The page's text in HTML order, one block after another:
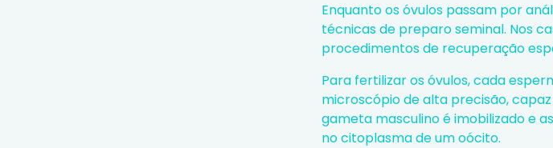
Enquanto os óvulos passam por
técnicas de preparo seminal. Nos
procedimentos de recuperação
Para fertilizar os óvulos, cada
microscópio de alta precisão,
gameta masculino é imobilizado e
no citoplasma de um oócito.